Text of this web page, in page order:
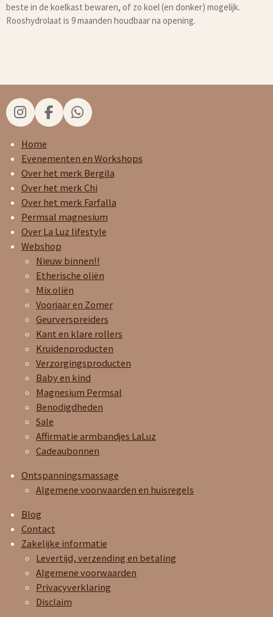
beste in de koelkast bewaren, of zo koel (en donker) mogelijk.
Rooshydrolaat is 9 maanden houdbaar na opening.
I
n
s
t
a
g
r
a
m
F
a
e
b
o
o
k
W
h
t
s
A
p
p
Home
Evenementen en Workshops
Over het merk Bergila
Over het merk Chi
Over het merk Farfalla
Permsal magnesium
Over La Luz lifestyle
Webshop
Nieuw binnen!!
Etherische oliën
Mix oliën
Voorjaar en Zomer
Geurverspreiders
Kant en klare rollers
Kruidenproducten
Verzorgingsproducten
Baby en kind
Magnesium Permsal
Benodigdheden
Sale
Affirmatie armbandjes LaLuz
Cadeaubonnen
Ontspanningsmassage
Algemene voorwaarden en huisregels
Blog
Contact
Zakelijke informatie
Levertijd, verzending en betaling
Algemene voorwaarden
Privacyverklaring
Disclaim